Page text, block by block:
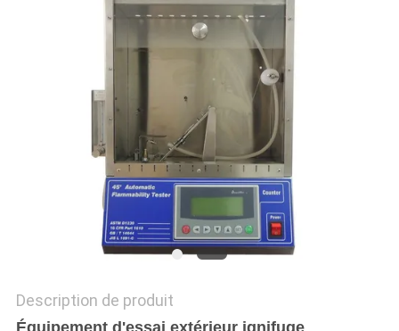
POLITIQUE
CONFIDENTIALITÉ
Description de produit